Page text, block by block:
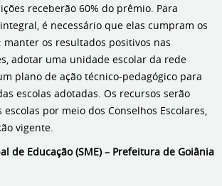
receberão 60% do prêmio. Para
é necessário que elas cumpram os
os resultados positivos nas
adotar uma unidade escolar da rede
plano de ação técnico-pedagógico para
escolas adotadas. Os recursos serão
por meio dos Conselhos Escolares,
vigente.
de Educação (SME) – Prefeitura de Goiânia